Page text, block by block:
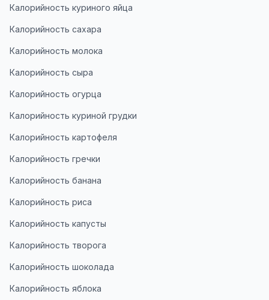
Калорийность куриного яйца
Калорийность сахара
Калорийность молока
Калорийность сыра
Калорийность огурца
Калорийность куриной грудки
Калорийность картофеля
Калорийность гречки
Калорийность банана
Калорийность риса
Калорийность капусты
Калорийность творога
Калорийность шоколада
Калорийность яблока